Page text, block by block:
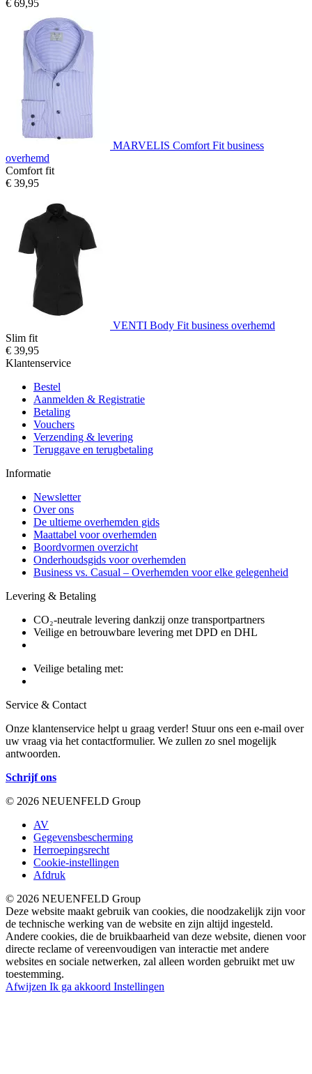
€ 69,95
MARVELIS Comfort Fit business
overhemd
Comfort fit
€ 39,95
VENTI Body Fit business overhemd
Slim fit
€ 39,95
Klantenservice
Bestel
Aanmelden & Registratie
Betaling
Vouchers
Verzending & levering
Teruggave en terugbetaling
Informatie
Newsletter
Over ons
De ultieme overhemden gids
Maattabel voor overhemden
Boordvormen overzicht
Onderhoudsgids voor overhemden
Business vs. Casual – Overhemden voor elke gelegenheid
Levering & Betaling
CO₂-neutrale levering dankzij onze transportpartners
Veilige en betrouwbare levering met DPD en DHL
Veilige betaling met:
Service & Contact
Onze klantenservice helpt u graag verder! Stuur ons een e-mail over
uw vraag via het contactformulier. We zullen zo snel mogelijk
antwoorden.
Schrijf ons
© 2026 NEUENFELD Group
AV
Gegevensbescherming
Herroepingsrecht
Cookie-instellingen
Afdruk
© 2026 NEUENFELD Group
Deze website maakt gebruik van cookies, die noodzakelijk zijn voor
de technische werking van de website en zijn altijd ingesteld.
Andere cookies, die de bruikbaarheid van deze website, dienen voor
directe reclame of vereenvoudigen van interactie met andere
websites en sociale netwerken, zal alleen worden gebruikt met uw
toestemming.
Afwijzen Ik ga akkoord Instellingen